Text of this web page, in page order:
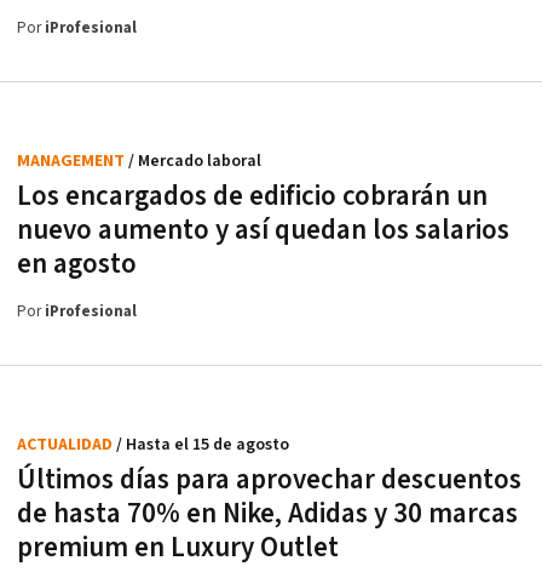
PoriProfesional
Los encargados de edificio cobrarán un
nuevo aumento y así quedan los salarios
en agosto
MANAGEMENT / Mercado laboral
PoriProfesional
Últimos días para aprovechar descuentos
de hasta 70% en Nike, Adidas y 30 marcas
premium en Luxury Outlet
ACTUALIDAD / Hasta el 15 de agosto